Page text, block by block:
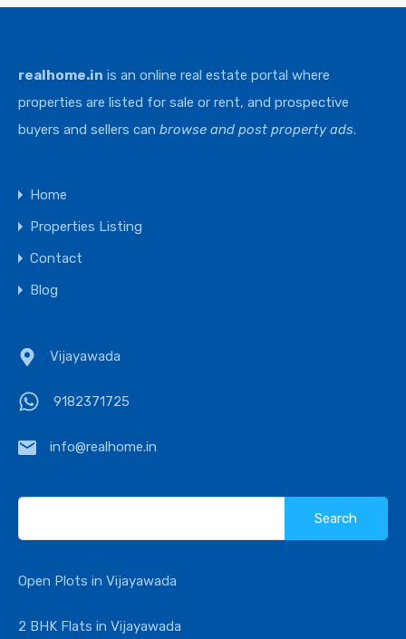
realhome.in is an online real estate portal where
properties are listed for sale or rent, and prospective
buyers and sellers can browse and post property ads.
Home
Properties Listing
Contact
Blog
Vijayawada
9182371725
info@realhome.in
Open Plots in Vijayawada
2 BHK Flats in Vijayawada